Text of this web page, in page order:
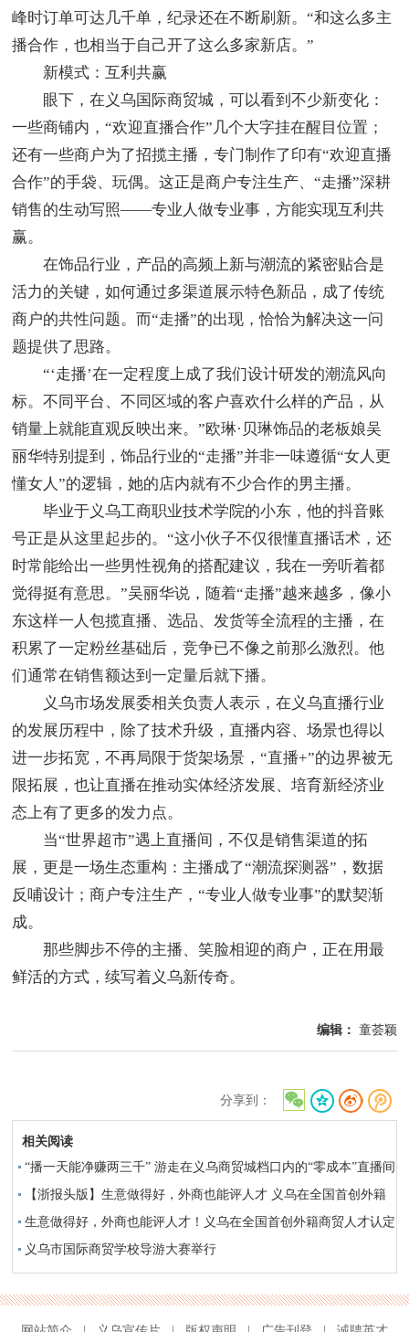
峰时订单可达几千单，纪录还在不断刷新。“和这么多主
播合作，也相当于自己开了这么多家新店。”
新模式：互利共赢
眼下，在义乌国际商贸城，可以看到不少新变化：
一些商铺内，“欢迎直播合作”几个大字挂在醒目位置；
还有一些商户为了招揽主播，专门制作了印有“欢迎直播
合作”的手袋、玩偶。这正是商户专注生产、“走播”深耕
销售的生动写照——专业人做专业事，方能实现互利共
赢。
在饰品行业，产品的高频上新与潮流的紧密贴合是
活力的关键，如何通过多渠道展示特色新品，成了传统
商户的共性问题。而“走播”的出现，恰恰为解决这一问
题提供了思路。
“‘走播’在一定程度上成了我们设计研发的潮流风向
标。不同平台、不同区域的客户喜欢什么样的产品，从
销量上就能直观反映出来。”欧琳·贝琳饰品的老板娘吴
丽华特别提到，饰品行业的“走播”并非一味遵循“女人更
懂女人”的逻辑，她的店内就有不少合作的男主播。
毕业于义乌工商职业技术学院的小东，他的抖音账
号正是从这里起步的。“这小伙子不仅很懂直播话术，还
时常能给出一些男性视角的搭配建议，我在一旁听着都
觉得挺有意思。”吴丽华说，随着“走播”越来越多，像小
东这样一人包揽直播、选品、发货等全流程的主播，在
积累了一定粉丝基础后，竞争已不像之前那么激烈。他
们通常在销售额达到一定量后就下播。
义乌市场发展委相关负责人表示，在义乌直播行业
的发展历程中，除了技术升级，直播内容、场景也得以
进一步拓宽，不再局限于货架场景，“直播+”的边界被无
限拓展，也让直播在推动实体经济发展、培育新经济业
态上有了更多的发力点。
当“世界超市”遇上直播间，不仅是销售渠道的拓
展，更是一场生态重构：主播成了“潮流探测器”，数据
反哺设计；商户专注生产，“专业人做专业事”的默契渐
成。
那些脚步不停的主播、笑脸相迎的商户，正在用最
鲜活的方式，续写着义乌新传奇。
编辑： 童荟颖
分享到：
相关阅读
“播一天能净赚两三千” 游走在义乌商贸城档口内的“零成本”直播间
【浙报头版】生意做得好，外商也能评人才 义乌在全国首创外籍
商贸人才认定标准
生意做得好，外商也能评人才！义乌在全国首创外籍商贸人才认定
标准
义乌市国际商贸学校导游大赛举行